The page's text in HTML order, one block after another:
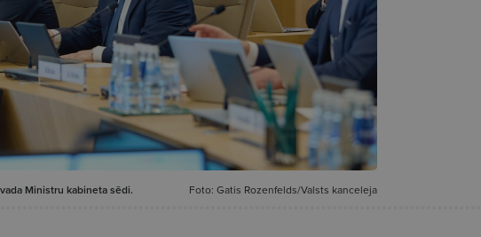
Ministru kabineta sēdi.
Foto: Gatis Rozenfelds/Valsts kanceleja